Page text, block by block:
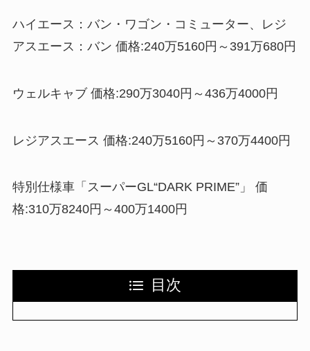
ハイエース：バン・ワゴン・コミューター、レジ
アスエース：バン 価格:240万5160円～391万680円
ウェルキャブ 価格:290万3040円～436万4000円
レジアスエース 価格:240万5160円～370万4400円
特別仕様車「スーパーGL“DARK PRIME”」 価
格:310万8240円～400万1400円
目次